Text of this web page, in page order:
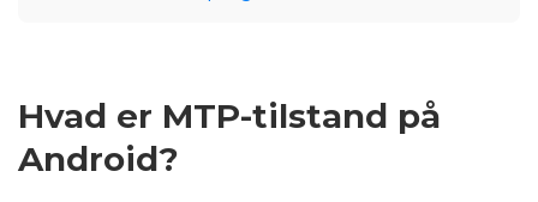
Hvad er MTP-tilstand på
Android?